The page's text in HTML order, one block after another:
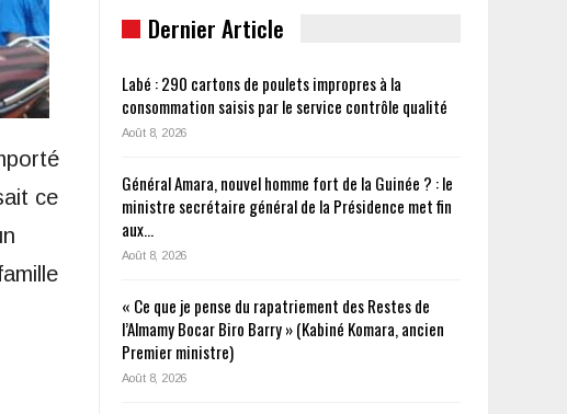
ce
Dernier Article
Labé : 290 cartons de poulets impropres à la
consommation saisis par le service contrôle qualité
Août 8, 2026
Général Amara, nouvel homme fort de la Guinée ? : le
ministre secrétaire général de la Présidence met fin
aux…
Août 8, 2026
« Ce que je pense du rapatriement des Restes de
l’Almamy Bocar Biro Barry » (Kabiné Komara, ancien
Premier ministre)
Août 8, 2026